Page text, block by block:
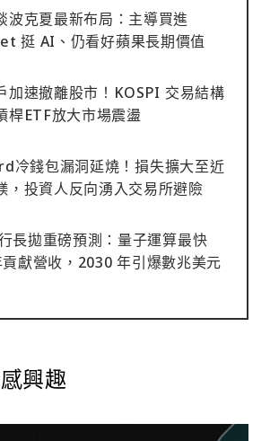
波克夏最新布局：主導買進
挺 AI、仍看好蘋果長期價值
加速撤離股市！KOSPI 交易結構
桿ETF放大市場震盪
冷錢包漏洞延燒！損失擴大至近
，投資人反向湧入交易所避險
長拋重磅預測：量子運算最快
獻營收，2030 年引爆數兆美元
興趣